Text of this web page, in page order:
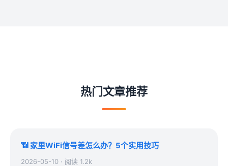
热门文章推荐
📶 家里WiFi信号差怎么办？5个实用技巧
2026-05-10 · 阅读 1.2k